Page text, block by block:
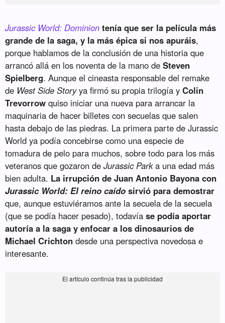
Jurassic World: Dominion tenía que ser la película más
grande de la saga, y la más épica si nos apuráis,
porque hablamos de la conclusión de una historia que
arrancó allá en los noventa de la mano deSteven
Spielberg. Aunque el cineasta responsable del remake
de West Side Storyya firmó su propia trilogía yColin
Trevorrow quiso iniciar una nueva para arrancar la
maquinaria de hacer billetes con secuelas que salen
hasta debajo de las piedras. La primera parte de Jurassic
World ya podía concebirse como una especie de
tomadura de pelo para muchos, sobre todo para los más
veteranos que gozaron deJurassic Parka una edad más
bien adulta. La irrupción de Juan Antonio Bayona con
Jurassic World: El reino caído sirvió para demostrar
que, aunque estuviéramos ante la secuela de la secuela
(que se podía hacer pesado), todavíase podía aportar
autoría a la saga y enfocar a los dinosaurios de
Michael Crichton desde una perspectiva novedosa e
interesante.